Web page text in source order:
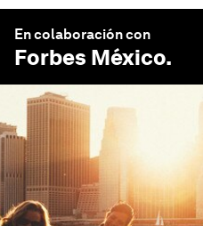
En colaboración con
Forbes México.